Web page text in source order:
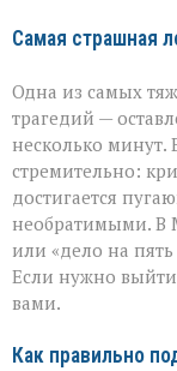
Самая страшная
Одна из самых
трагедий —
несколько минут.
стремительно:
достигается
необратимыми. В
или «дело на
Если нужно
вами.
Как правильно